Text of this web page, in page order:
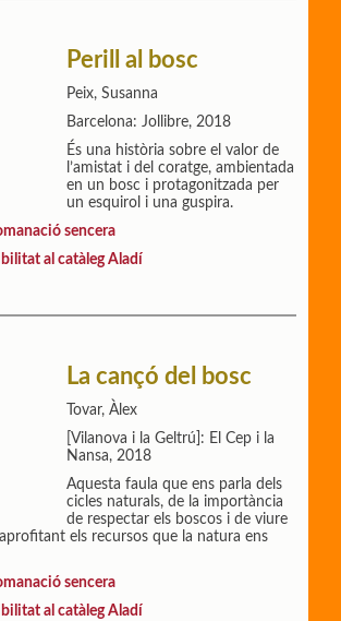
Perill al bosc
Peix, Susanna
Barcelona: Jollibre, 2018
És una història sobre el valor de
l’amistat i del coratge, ambientada
en un bosc i protagonitzada per
un esquirol i una guspira.
sencera
al catàleg Aladí
La cançó del bosc
Tovar, Àlex
[Vilanova i la Geltrú]: El Cep i la
Nansa, 2018
Aquesta faula que ens parla dels
cicles naturals, de la importància
de respectar els boscos i de viure
els recursos que la natura ens
sencera
al catàleg Aladí